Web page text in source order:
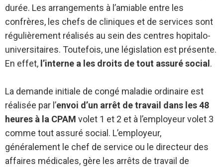
durée. Les arrangements à l’amiable entre les
confrères, les chefs de cliniques et de services sont
régulièrement réalisés au sein des centres hopitalo-
universitaires. Toutefois, une législation est présente.
En effet, l’interne a les droits de tout assuré social .
La demande initiale de congé maladie ordinaire est
réalisée par l’envoi d’un arrêt de travail dans les 48
heures à la CPAM volet 1 et 2 et à l’employeur volet 3
comme tout assuré social. L’employeur,
généralement le chef de service ou le directeur des
affaires médicales, gère les arrêts de travail de